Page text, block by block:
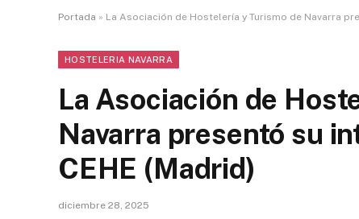
Portada » La Asociación de Hostelería y Turismo de Navarra
HOSTELERIA NAVARRA
La Asociación de
Navarra presentó su
CEHE (Madrid)
diciembre 28, 2025